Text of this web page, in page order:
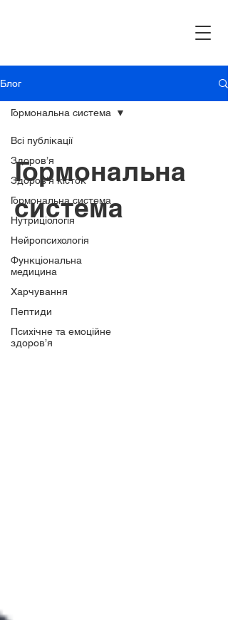
Блог
Всі публікації
Здоров’я
Здоров’я кісток
Гормональна система
Нутриціологія
Нейропсихологія
Функціональна
медицина
Харчування
Пептиди
Психічне та емоційне
здоров’я
Гормональна система
Гормональна
система